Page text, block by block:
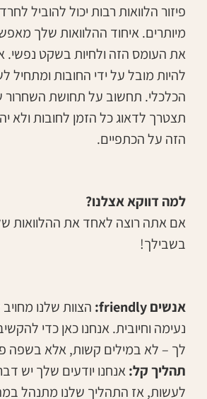
פיזור הלוואות רבות יכול להוביל
מיותרים. איחוד ההלוואות שלך
את העומס הזה ולחיות בשקט נפשי.
להיות מובל על ידי החובות ומתחיל
הכלכלי. תחשוב על תחושת
תצטרך לדאוג כל הזמן לחובות ולא
הזה על הכתפיים.
למה דווקא אצלנו?
אם אתה רוצה לאחד את ההלוואות
בשבילך!
אנשים friendly:
הצוות שלנו
נעימה וחיובית. אנחנו כאן כדי
לך – לא במילים קשות, אלא בשפה
תהליך קל:אנחנו יודעים שלך יש
לעשות, אז התהליך שלנו מתנהל